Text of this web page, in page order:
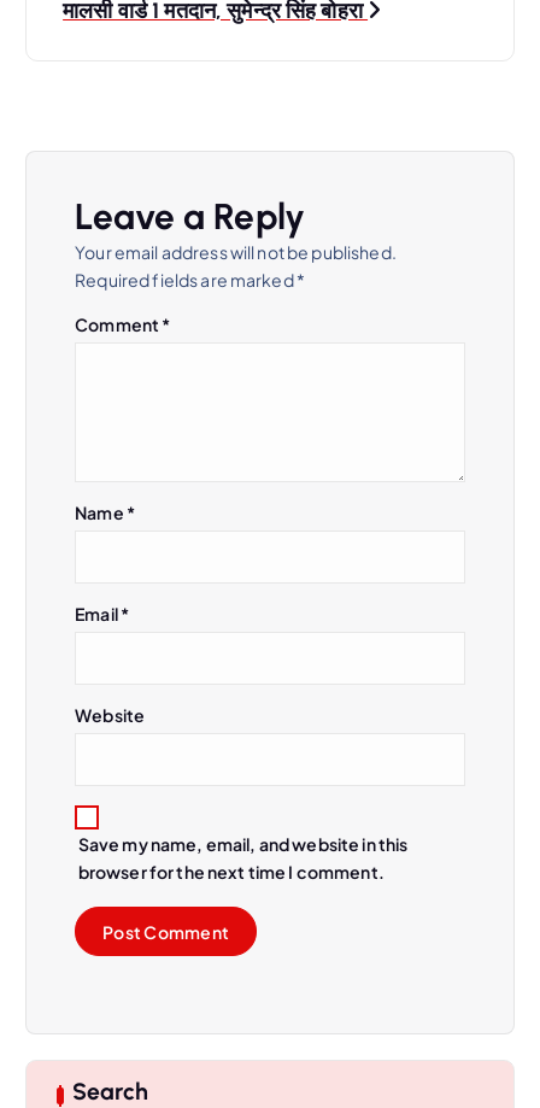
मालसी वार्ड 1 मतदान, सुमेन्द्र सिंह बोहरा
Leave a Reply
Your email address will not be published.
Required fields are marked*
Comment *
Name *
Email*
Website
Save my name, email, and website in this
browser for the next time I comment.
Search